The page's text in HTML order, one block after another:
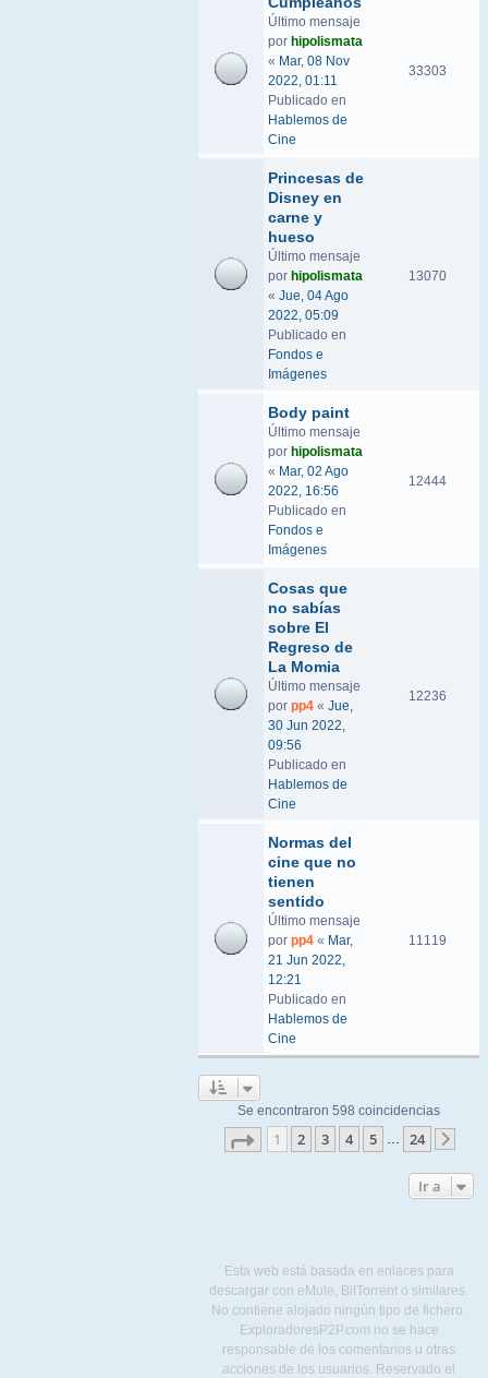
Último mensaje
por hipolismata
« Mar, 08 Nov
2022, 01:11
Publicado en
Hablemos de
Cine
33303
Princesas de
Disney en
carne y
hueso
Último mensaje
por hipolismata
« Jue, 04 Ago
2022, 05:09
Publicado en
Fondos e
Imágenes
13070
Body paint
Último mensaje
por hipolismata
« Mar, 02 Ago
2022, 16:56
Publicado en
Fondos e
Imágenes
12444
Cosas que
no sabías
sobre El
Regreso de
La Momia
Último mensaje
por pp4 « Jue,
30 Jun 2022,
09:56
Publicado en
Hablemos de
Cine
12236
Normas del
cine que no
tienen
sentido
Último mensaje
por pp4 « Mar,
21 Jun 2022,
12:21
Publicado en
Hablemos de
Cine
11119
Se encontraron 598 coincidencias
Página de 24
1 2 3 4 5 … 24
Ir a
Esta web está basada en enlaces para
descargar con eMule, BitTorrent o similares.
No contiene alojado ningún tipo de fichero.
ExploradoresP2P.com no se hace
responsable de los comentarios u otras
acciones de los usuarios. Reservado el